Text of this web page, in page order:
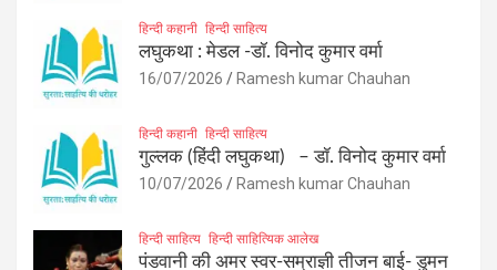
हिन्दी कहानी हिन्दी साहित्य
लघुकथा : मेडल -डॉ. विनोद कुमार वर्मा
16/07/2026 Ramesh kumar Chauhan
हिन्दी कहानी हिन्दी साहित्य
गुल्लक (हिंदी लघुकथा) – डॉ. विनोद कुमार वर्मा
10/07/2026 Ramesh kumar Chauhan
हिन्दी साहित्य हिन्दी साहित्यिक आलेख
पंडवानी की अमर स्वर-सम्राज्ञी तीजन बाई- डुमन